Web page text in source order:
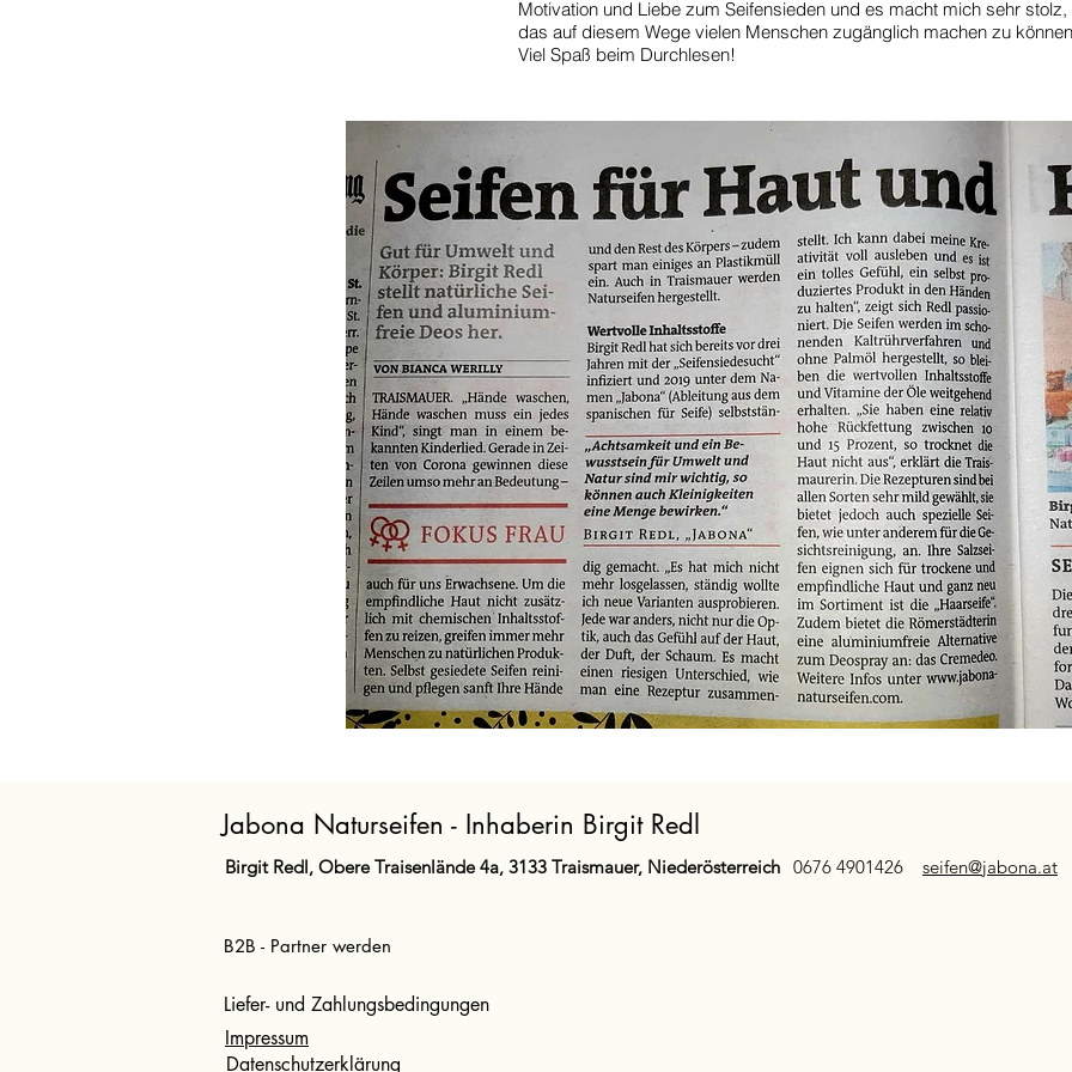
Motivation und Liebe zum Seifensieden und es macht mich sehr stolz,
das auf diesem Wege vielen Menschen zugänglich machen zu
Viel Spaß beim Durchlesen!
Jabona Naturseifen - Inhaberin Birgit Redl
Birgit Redl, Obere Traisenlände 4a, 3133 Traismauer, Niederösterreich 0676 4901426 seifen@jabona.at
B2B - Partner werden
Liefer- und Zahlungsbedingungen
Impressum
Datenschutzerklärung